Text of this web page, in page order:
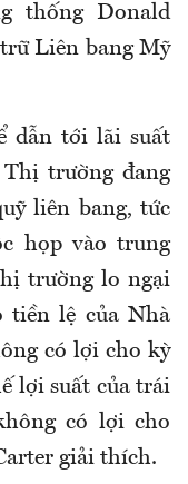
thống Donald
Liên bang Mỹ
dẫn tới lãi suất
trường đang
liên bang, tức
họp vào trung
trường lo ngại
tiền lệ của Nhà
có lợi cho kỳ
lợi suất của trái
có lợi cho
giải thích.